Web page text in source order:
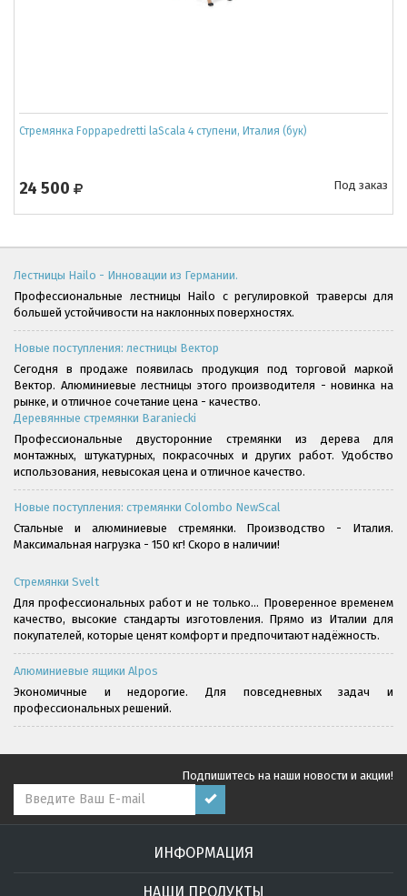
Стремянка Foppapedretti laScala 4 ступени, Италия (бук)
24 500 Под заказ
Лестницы Hailo - Инновации из Германии.
Профессиональные лестницы Hailo с регулировкой траверсы для
большей устойчивости на наклонных поверхностях.
Новые поступления: лестницы Вектор
Сегодня в продаже появилась продукция под торговой маркой
Вектор. Алюминиевые лестницы этого производителя - новинка на
рынке, и отличное сочетание цена - качество.
Деревянные стремянки Baraniecki
Профессиональные двусторонние стремянки из дерева для
монтажных, штукатурных, покрасочных и других работ. Удобство
использования, невысокая цена и отличное качество.
Новые поступления: стремянки Colombo NewScal
Стальные и алюминиевые стремянки. Производство - Италия.
Максимальная нагрузка - 150 кг! Скоро в наличии!
Стремянки Svelt
Для профессиональных работ и не только... Проверенное временем
качество, высокие стандарты изготовления. Прямо из Италии для
покупателей, которые ценят комфорт и предпочитают надёжность.
Алюминиевые ящики Alpos
Экономичные и недорогие. Для повседневных задач и
профессиональных решений.
Подпишитесь на наши новости и акции!
ИНФОРМАЦИЯ
НАШИ ПРОДУКТЫ